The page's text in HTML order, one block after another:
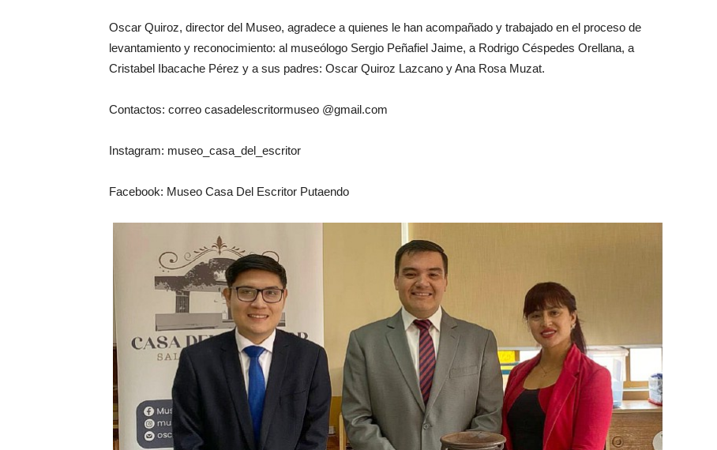
Oscar Quiroz, director del Museo, agradece a quienes le han acompañado y trabajado en el proceso de
levantamiento y reconocimiento: al museólogo Sergio Peñafiel Jaime, a Rodrigo Céspedes Orellana, a
Cristabel Ibacache Pérez y a sus padres: Oscar Quiroz Lazcano y Ana Rosa Muzat.
Contactos: correo casadelescritormuseo @gmail.com
Instagram: museo_casa_del_escritor
Facebook: Museo Casa Del Escritor Putaendo